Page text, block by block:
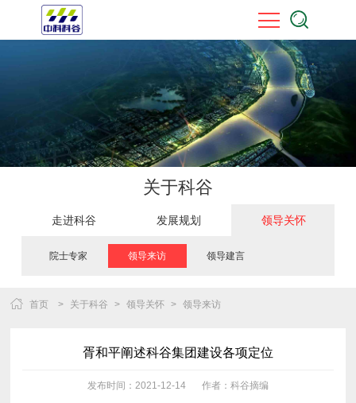
关于科谷
走进科谷 发展规划 领导关怀
院士专家 领导来访 领导建言
首页 > 关于科谷 > 领导关怀 > 领导来访
胥和平阐述科谷集团建设各项定位
发布时间：2021-12-14 作者：科谷摘编